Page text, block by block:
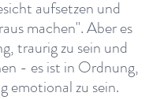
aufsetzen und
machen". Aber es
traurig zu sein und
- es ist in Ordnung,
emotional zu sein.